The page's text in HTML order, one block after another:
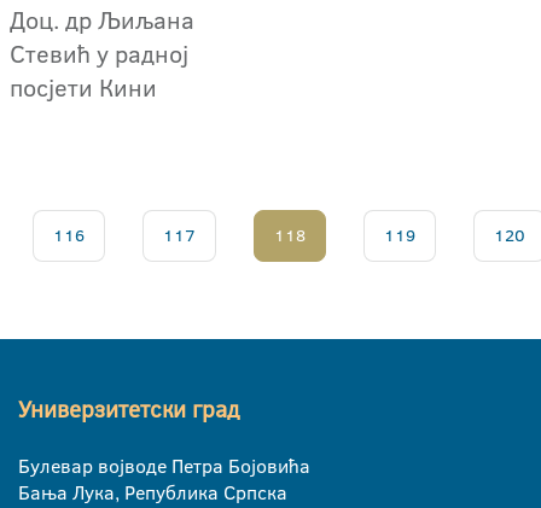
Доц. др Љиљана
Стевић у радној
посјети Кини
116 117 118 119 120
Универзитетски град
Булевар војводе Петра Бојовића
Бања Лука, Република Српска